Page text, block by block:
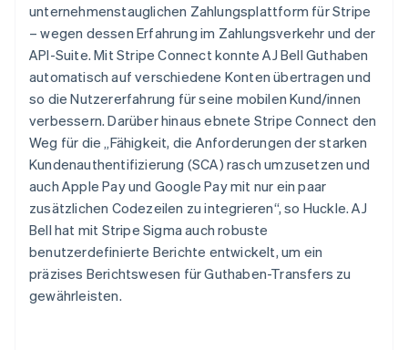
unternehmenstauglichen Zahlungsplattform für Stripe
– wegen dessen Erfahrung im Zahlungsverkehr und der
API-Suite. Mit Stripe Connect konnte AJ Bell Guthaben
automatisch auf verschiedene Konten übertragen und
so die Nutzererfahrung für seine mobilen Kund/innen
verbessern. Darüber hinaus ebnete Stripe Connect den
Weg für die „Fähigkeit, die Anforderungen der starken
Kundenauthentifizierung (SCA) rasch umzusetzen und
auch Apple Pay und Google Pay mit nur ein paar
zusätzlichen Codezeilen zu integrieren“, so Huckle. AJ
Bell hat mit Stripe Sigma auch robuste
benutzerdefinierte Berichte entwickelt, um ein
präzises Berichtswesen für Guthaben-Transfers zu
gewährleisten.